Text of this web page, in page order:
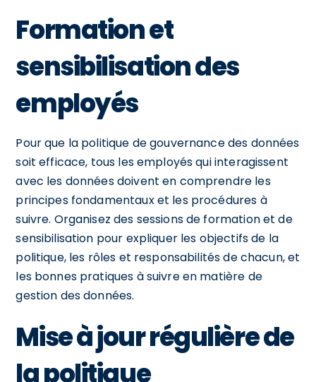
Formation et
sensibilisation des
employés
Pour que la politique de gouvernance des données
soit efficace, tous les employés qui interagissent
avec les données doivent en comprendre les
principes fondamentaux et les procédures à
suivre. Organisez des sessions de formation et de
sensibilisation pour expliquer les objectifs de la
politique, les rôles et responsabilités de chacun, et
les bonnes pratiques à suivre en matière de
gestion des données.
Mise à jour régulière de
la politique